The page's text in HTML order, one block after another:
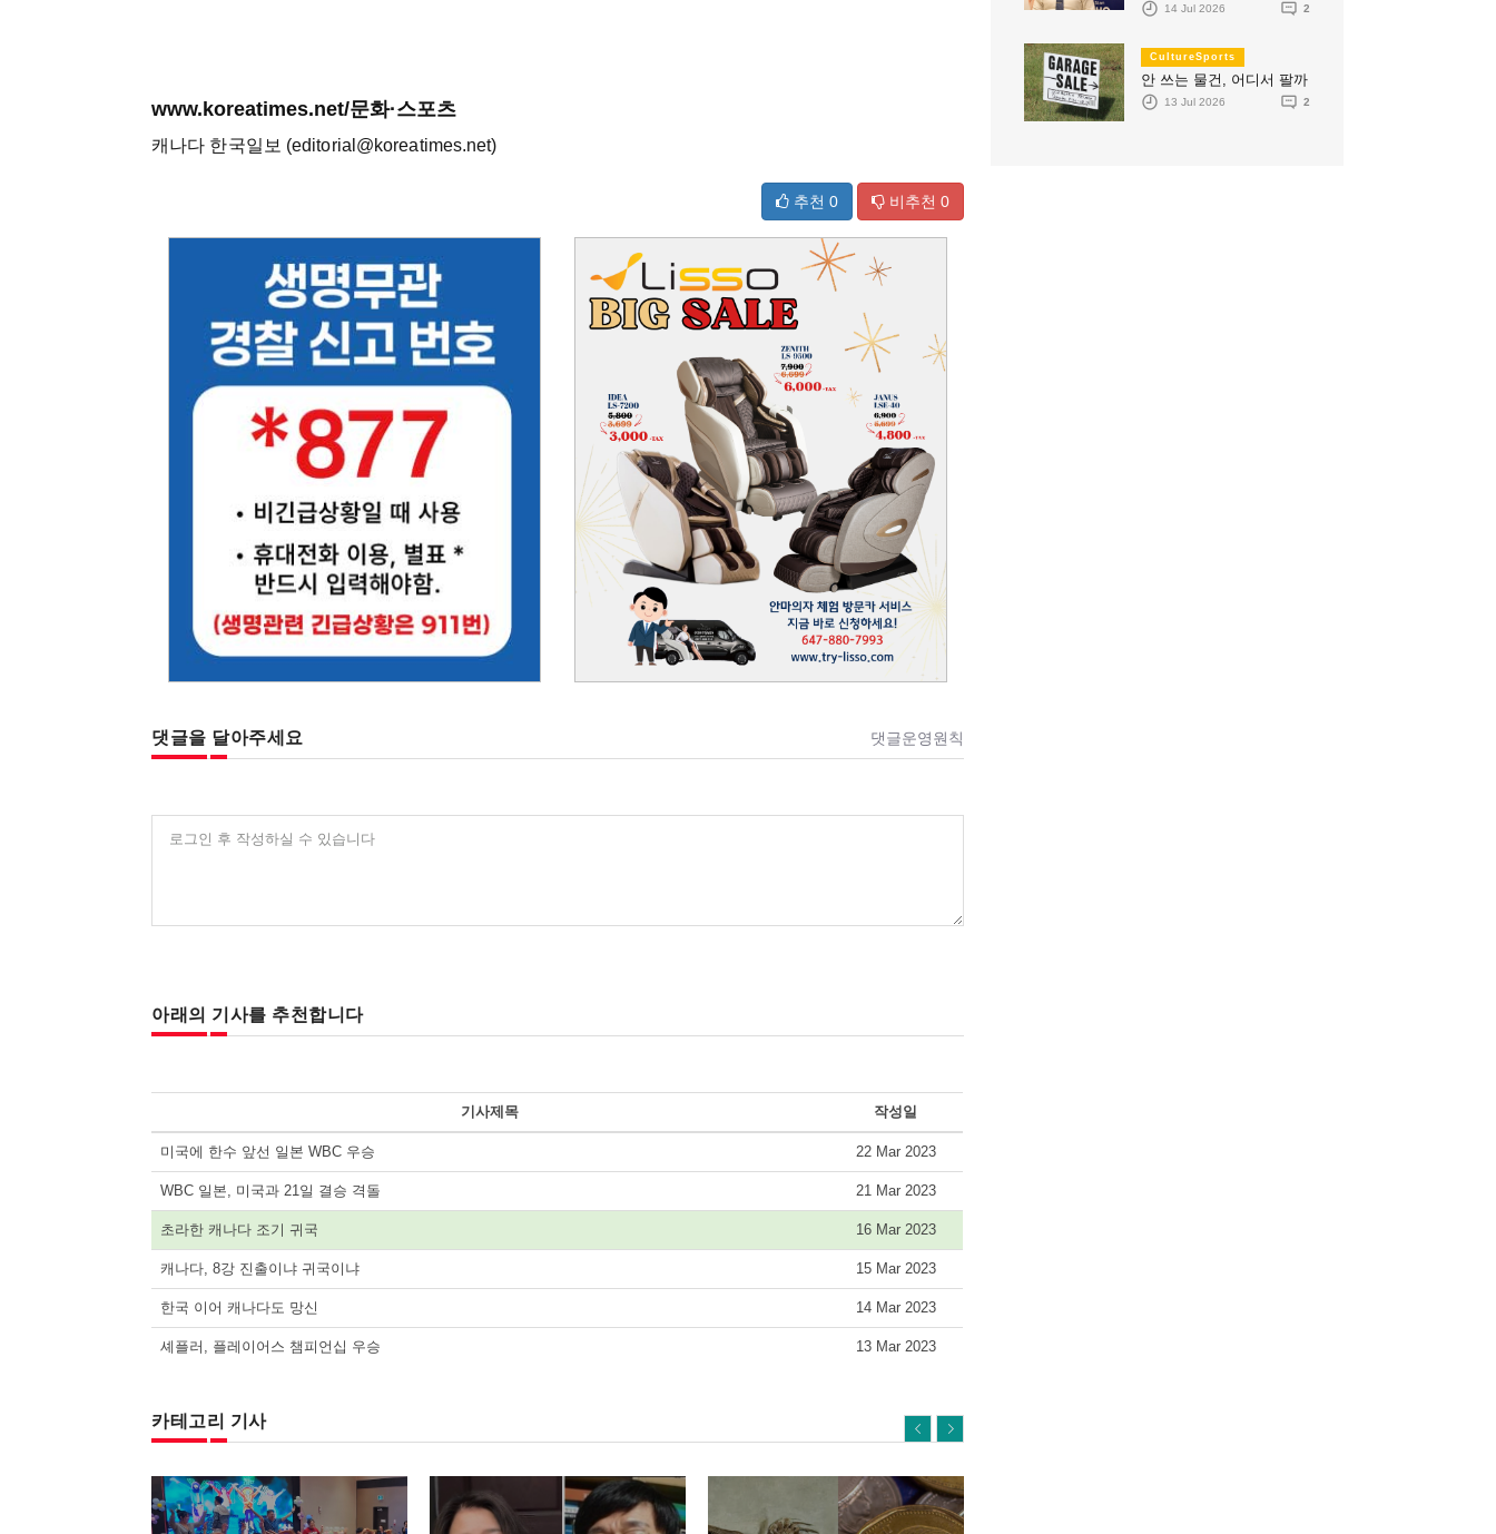
www.koreatimes.net/문화·스포츠
캐나다 한국일보 (editorial@koreatimes.net)
추천 0 비추천 0
댓글을 달아주세요 댓글운영원칙
로그인 후 작성하실 수 있습니다
아래의 기사를 추천합니다
기사제목 작성일
미국에 한수 앞선 일본 WBC 우승 22 Mar 2023
WBC 일본, 미국과 21일 결승 격돌 21 Mar 2023
초라한 캐나다 조기 귀국 16 Mar 2023
캐나다, 8강 진출이냐 귀국이냐 15 Mar 2023
한국 이어 캐나다도 망신 14 Mar 2023
셰플러, 플레이어스 챔피언십 우승 13 Mar 2023
카테고리 기사
14 Jul 2026 2
CultureSports
안 쓰는 물건, 어디서 팔까
13 Jul 2026 2